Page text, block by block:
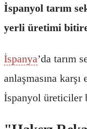
İspanyol tarım
yerli üretimi
İspanya’da tarım
anlaşmasına
İspanyol üreticiler